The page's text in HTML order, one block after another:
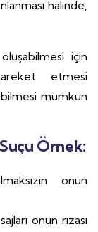
halinde,
için
etmesi
mümkün
Örnek:
onun
onun rızası